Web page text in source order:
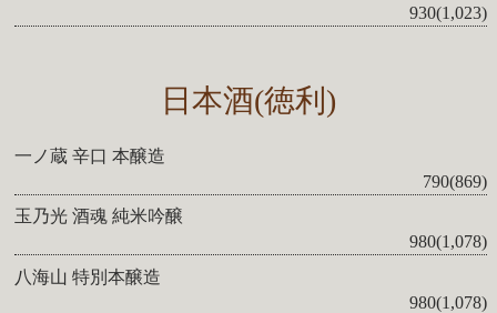
930(1,023)
日本酒(徳利)
一ノ蔵 辛口 本醸造
790(869)
玉乃光 酒魂 純米吟醸
980(1,078)
八海山 特別本醸造
980(1,078)